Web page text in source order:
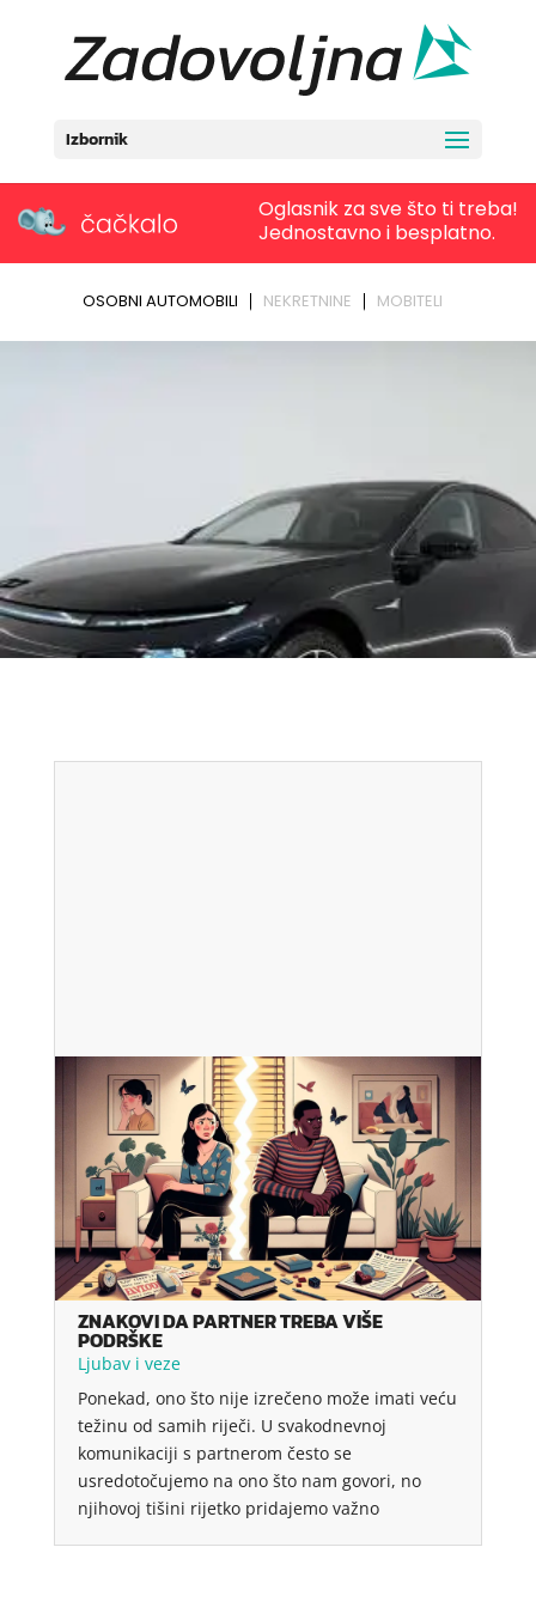
Izbornik
ZNAKOVI DA PARTNER TREBA VIŠE
PODRŠKE
Ljubav i veze
Ponekad, ono što nije izrečeno može imati veću
težinu od samih riječi. U svakodnevnoj
komunikaciji s partnerom često se
usredotočujemo na ono što nam govori, no
njihovoj tišini rijetko pridajemo važno